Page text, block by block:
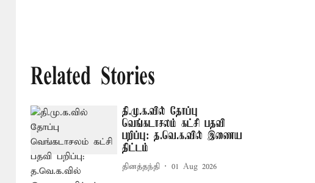
Related Stories
தி.மு.க.வில் தோப்பு
வெங்கடாசலம் கட்சி பதவி
பறிப்பு: த.வெ.க.வில் இணைய
திட்டம்
தினத்தந்தி 01 Aug 2026